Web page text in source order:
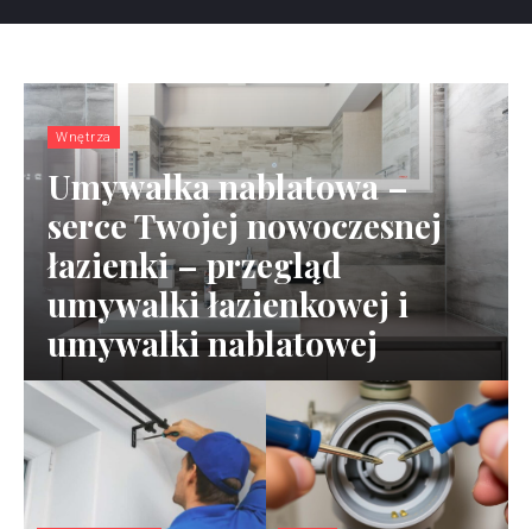
Wnętrza
Umywalka nablatowa –
serce Twojej nowoczesnej
łazienki – przegląd
umywalki łazienkowej i
umywalki nablatowej